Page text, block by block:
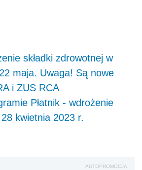
składki zdrowotnej w
maja. Uwaga! Są nowe
i ZUS RCA
Płatnik - wdrożenie
kwietnia 2023 r.
AUTOPROMOCJA